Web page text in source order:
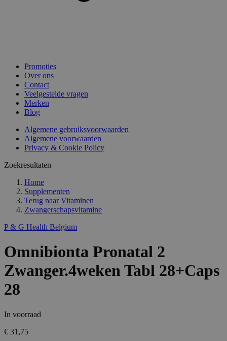
Promoties
Over ons
Contact
Veelgestelde vragen
Merken
Blog
Algemene gebruiksvoorwaarden
Algemene voorwaarden
Privacy & Cookie Policy
Zoekresultaten
Home
Supplementen
Terug naar Vitaminen
Zwangerschapsvitamine
P & G Health Belgium
Omnibionta Pronatal 2
Zwanger.4weken Tabl 28+Caps
28
In voorraad
€ 31,75